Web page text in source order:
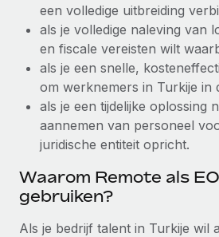
Het blijft de missie van Remote om
te helpen bij het aannemen, beheren
Meer informatie
Hoe Phiture 55 werknemers
beheert met Remote
mobiele groeiadviessector, zet zich
een volledige uitbreiding
als je volledige naleving van
en fiscale vereisten wilt
als je een snelle,
om werknemers in Turkije in
als je een tijdelijke oplossing
aannemen van personeel
juridische entiteit opricht.
Waarom Remote als
gebruiken?
Als je bedrijf talent in Turkije wil